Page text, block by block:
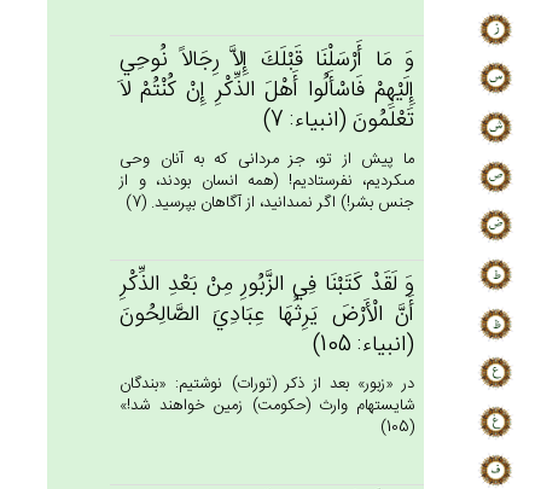
وَ مَا أَرْسَلْنَا قَبْلَك‌َ إِلاَّ رِجَالاً نُوحِي‌
إِلَيْهِم‌ْ فَاسْأَلُوا أَهْل‌َ الذِّكْرِ إِنْ‌ كُنْتُم‌ْ لاَ
تَعْلَمُون‌َ (انبياء: 7)
ما پيش از تو، جز مردانى كه به آنان وحى
مى‏كرديم، نفرستاديم! (همه انسان بودند، و از
جنس بشر!) اگر نمى‏دانيد، از آگاهان بپرسيد. (7)
وَ لَقَدْ كَتَبْنَا فِي‌ الزَّبُورِ مِنْ‌ بَعْدِ الذِّكْرِ
أَن‌َّ الْأَرْض‌َ يَرِثُهَا عِبَادِي‌َ الصَّالِحُون‌َ
(انبياء: 105)
در «زبور» بعد از ذكر (تورات) نوشتيم: «بندگان
شايسته‏ام وارث (حكومت) زمين خواهند شد!»
(105)